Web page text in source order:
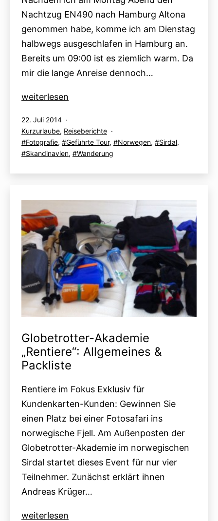
Nachtzug EN490 nach Hamburg Altona
genommen habe, komme ich am Dienstag
halbwegs ausgeschlafen in Hamburg an.
Bereits um 09:00 ist es ziemlich warm. Da
mir die lange Anreise dennoch…
Globetrotter-
„Rentiere“:
22.07.
weiterlesen
Veröffentlicht
am
22. Juli 2014
Kategorisiert
als
Kurzurlaube, Reiseberichte
Verschlagwortet
mit
Fotografie, Geführte Tour, Norwegen, Sirdal,
Skandinavien, Wanderung
Globetrotter-Akademie
„Rentiere“: Allgemeines &
Packliste
Rentiere im Fokus Exklusiv für
Kundenkarten-Kunden: Gewinnen Sie
einen Platz bei einer Fotosafari ins
norwegische Fjell. Am Außenposten der
Globetrotter-Akademie im norwegischen
Sirdal startet dieses Event für nur vier
Teilnehmer. Zunächst erklärt ihnen
Andreas Krüger…
Globetrotter-
weiterlesen